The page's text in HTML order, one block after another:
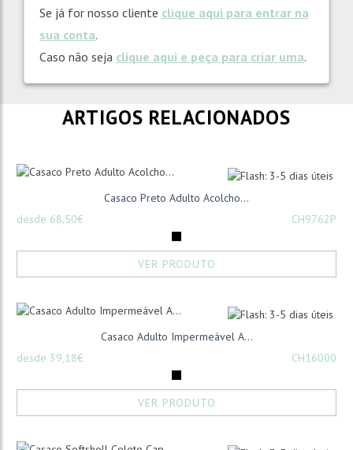
Se já for nosso cliente clique aqui para entrar na
sua conta.
Caso não seja clique aqui e peça para criar uma.
ARTIGOS RELACIONADOS
Casaco Preto Adulto Acolcho...
desde 68,50€
CH9762P
VER PRODUTO
Casaco Adulto Impermeável A...
desde 39,18€
CH16000
VER PRODUTO